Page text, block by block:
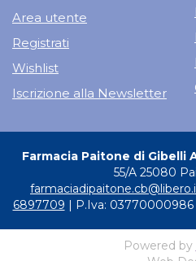
Area utente
Registrati
Wishlist
Iscrizione alla Newsletter
Farmacia Paitone di Gibelli
55/A 25080
6897709 | P.Iva: 03770000986
Powered by